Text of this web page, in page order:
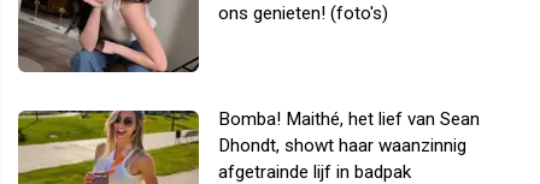
ons genieten! (foto's)
Bomba! Maithé, het lief van Sean
Dhondt, showt haar waanzinnig
afgetrainde lijf in badpak